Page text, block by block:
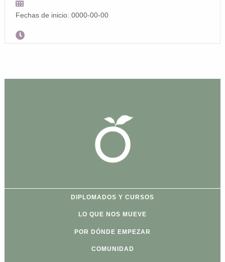
Fechas de inicio: 0000-00-00
Formato: zoom
DIPLOMADOS Y CURSOS
LO QUE NOS MUEVE
POR DÓNDE EMPEZAR
COMUNIDAD